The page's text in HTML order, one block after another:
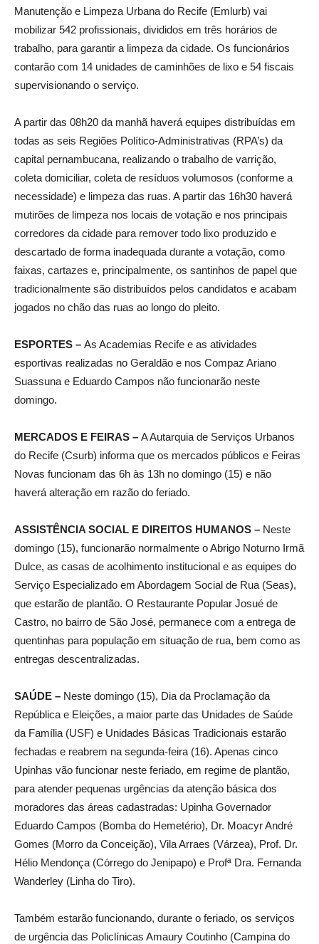
Manutenção e Limpeza Urbana do Recife (Emlurb) vai
mobilizar 542 profissionais, divididos em três horários de
trabalho, para garantir a limpeza da cidade. Os funcionários
contarão com 14 unidades de caminhões de lixo e 54 fiscais
supervisionando o serviço.
A partir das 08h20 da manhã haverá equipes distribuídas em
todas as seis Regiões Político-Administrativas (RPA’s) da
capital pernambucana, realizando o trabalho de varrição,
coleta domiciliar, coleta de resíduos volumosos (conforme a
necessidade) e limpeza das ruas. A partir das 16h30 haverá
mutirões de limpeza nos locais de votação e nos principais
corredores da cidade para remover todo lixo produzido e
descartado de forma inadequada durante a votação, como
faixas, cartazes e, principalmente, os santinhos de papel que
tradicionalmente são distribuídos pelos candidatos e acabam
jogados no chão das ruas ao longo do pleito.
ESPORTES – As Academias Recife e as atividades
esportivas realizadas no Geraldão e nos Compaz Ariano
Suassuna e Eduardo Campos não funcionarão neste
domingo.
MERCADOS E FEIRAS – A Autarquia de Serviços Urbanos
do Recife (Csurb) informa que os mercados públicos e Feiras
Novas funcionam das 6h às 13h no domingo (15) e não
haverá alteração em razão do feriado.
ASSISTÊNCIA SOCIAL E DIREITOS HUMANOS – Neste
domingo (15), funcionarão normalmente o Abrigo Noturno Irmã
Dulce, as casas de acolhimento institucional e as equipes do
Serviço Especializado em Abordagem Social de Rua (Seas),
que estarão de plantão. O Restaurante Popular Josué de
Castro, no bairro de São José, permanece com a entrega de
quentinhas para população em situação de rua, bem como as
entregas descentralizadas.
SAÚDE – Neste domingo (15), Dia da Proclamação da
República e Eleições, a maior parte das Unidades de Saúde
da Família (USF) e Unidades Básicas Tradicionais estarão
fechadas e reabrem na segunda-feira (16). Apenas cinco
Upinhas vão funcionar neste feriado, em regime de plantão,
para atender pequenas urgências da atenção básica dos
moradores das áreas cadastradas: Upinha Governador
Eduardo Campos (Bomba do Hemetério), Dr. Moacyr André
Gomes (Morro da Conceição), Vila Arraes (Várzea), Prof. Dr.
Hélio Mendonça (Córrego do Jenipapo) e Profª Dra. Fernanda
Wanderley (Linha do Tiro).
Também estarão funcionando, durante o feriado, os serviços
de urgência das Policlínicas Amaury Coutinho (Campina do